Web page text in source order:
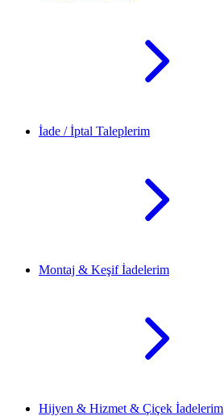
İade / İptal Taleplerim
Montaj & Keşif İadelerim
Hijyen & Hizmet & Çiçek İadelerim